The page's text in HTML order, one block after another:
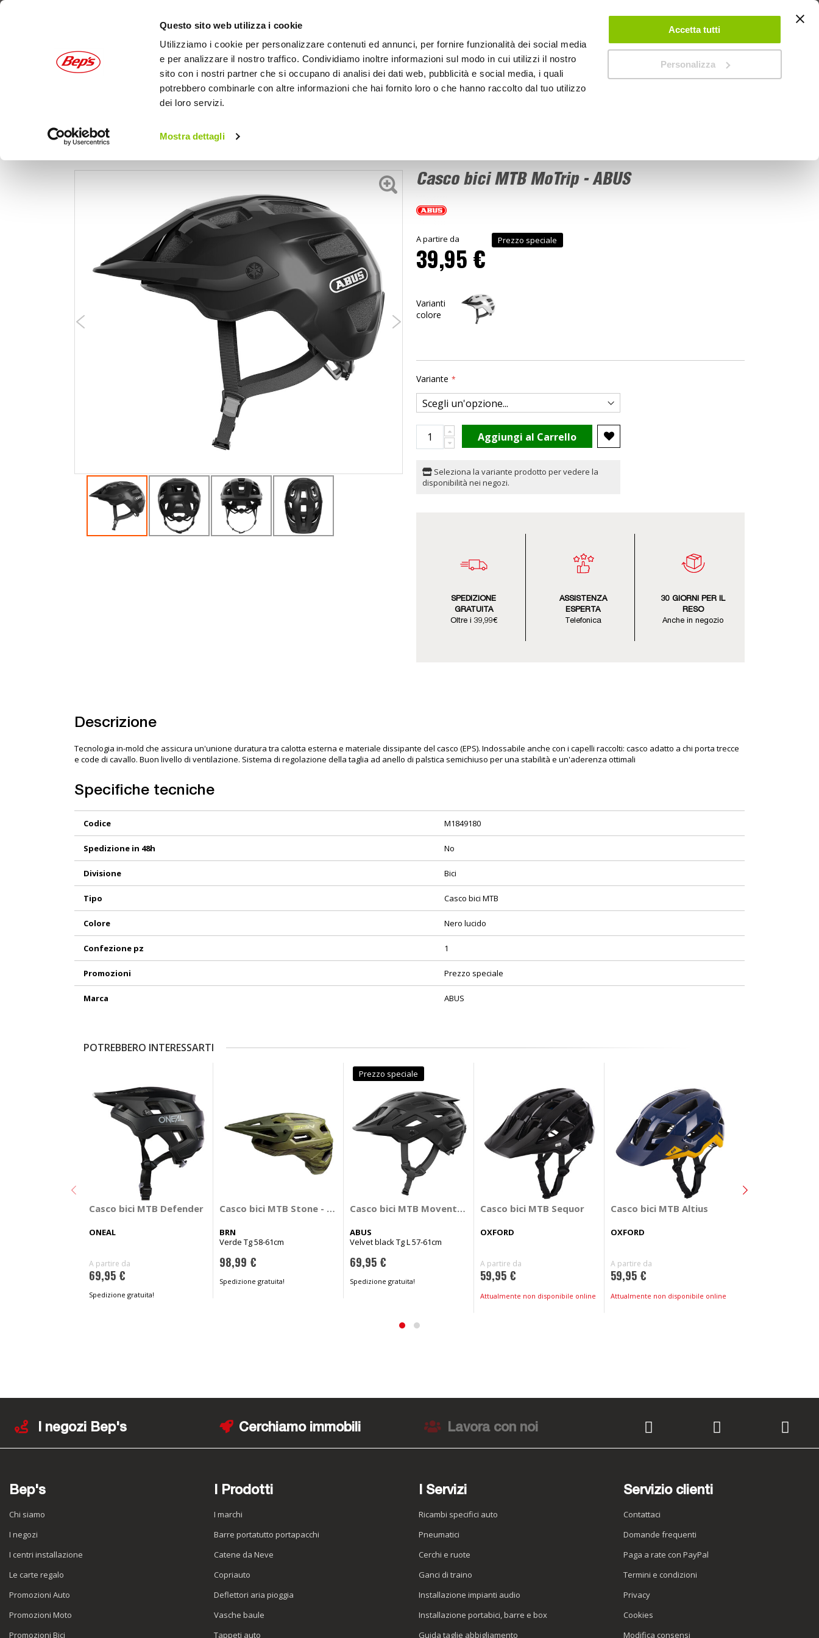
Questo sito web utilizza i cookie
Utilizziamo i cookie per personalizzare contenuti ed annunci, per fornire funzionalità dei social media
e per analizzare il nostro traffico. Condividiamo inoltre informazioni sul modo in cui utilizzi il nostro
sito con i nostri partner che si occupano di analisi dei dati web, pubblicità e social media, i quali
potrebbero combinarle con altre informazioni che hai fornito loro o che hanno raccolto dal tuo utilizzo
dei loro servizi.
Mostra dettagli
Accetta tutti
Personalizza
CONTATTACI NEGOZI IL MIO NEGOZIO
Casco bici MTB MoTrip - ABUS
A partire da
39,95 €
Prezzo speciale
Varianti
colore
Variante
Aggiungi al Carrello
Seleziona la variante prodotto per vedere la
disponibilità nei negozi.
SPEDIZIONE
GRATUITA
Oltre i 39,99€
ASSISTENZA
ESPERTA
Telefonica
30 GIORNI PER IL
RESO
Anche in negozio
Descrizione
Tecnologia in-mold che assicura un'unione duratura tra calotta esterna e materiale dissipante del casco (EPS). Indossabile anche con i capelli raccolti: casco adatto a chi porta trecce
e code di cavallo. Buon livello di ventilazione. Sistema di regolazione della taglia ad anello di palstica semichiuso per una stabilità e un'aderenza ottimali
Specifiche tecniche
Informazioni
Codice M1849180
Spedizione in 48h No
Divisione Bici
Tipo Casco bici MTB
Colore Nero lucido
Confezione pz 1
Promozioni Prezzo speciale
Marca ABUS
POTREBBERO INTERESSARTI
Casco bici MTB Defender
ONEAL
A partire da
69,95 €
Spedizione gratuita!
Casco bici MTB Stone - BRN
BRN
Verde Tg 58-61cm
98,99 €
Spedizione gratuita!
Prezzo speciale
Casco bici MTB Moventor 2.0 - ABUS
ABUS
Velvet black Tg L 57-61cm
69,95 €
Spedizione gratuita!
Casco bici MTB Sequor
OXFORD
A partire da
59,95 €
Attualmente non disponibile online
Casco bici MTB Altius
OXFORD
A partire da
59,95 €
Attualmente non disponibile online
I negozi Bep's Cerchiamo immobili Lavora con noi
Bep's
Chi siamo
I negozi
I centri installazione
Le carte regalo
Promozioni Auto
Promozioni Moto
Promozioni Bici
I Prodotti
I marchi
Barre portatutto portapacchi
Catene da Neve
Copriauto
Deflettori aria pioggia
Vasche baule
Tappeti auto
I Servizi
Ricambi specifici auto
Pneumatici
Cerchi e ruote
Ganci di traino
Installazione impianti audio
Installazione portabici, barre e box
Guida taglie abbigliamento
Servizio clienti
Contattaci
Domande frequenti
Paga a rate con PayPal
Termini e condizioni
Privacy
Cookies
Modifica consensi